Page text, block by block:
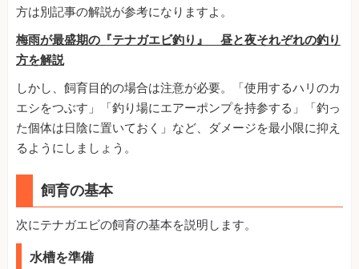
方は別記事の解説が参考になりますよ。
梅雨が最盛期の『テナガエビ釣り』 昼と夜それぞれの釣り
方を解説
しかし、飼育目的の場合は注意が必要。「使用するハリのカ
エシをつぶす」「釣り場にエアーポンプを持参する」「釣っ
た個体は日陰に置いておく」など、ダメージを最小限に抑え
るようにしましょう。
飼育の基本
次にテナガエビの飼育の基本を説明します。
水槽を準備